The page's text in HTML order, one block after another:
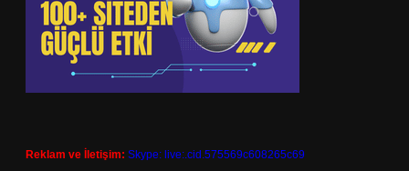
Reklam ve İletişim: Skype: live:.cid.575569c608265c69